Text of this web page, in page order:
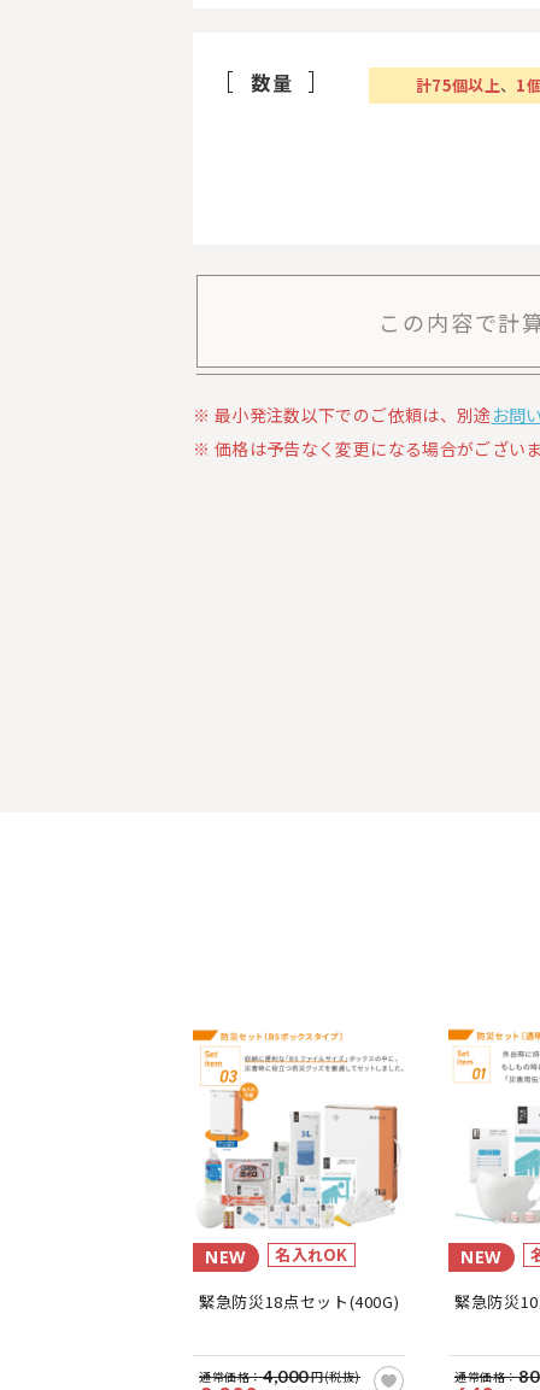
数量 計75個以上、 1
この内容で計
最小発注数以下でのご依頼は、別途 お問
価格は予告なく変更になる場合がござい
NEW 名入れOK
緊急防災18点セット(400G)
通常価格：4,000円(税抜)
NEW
緊急防災
通常価格：